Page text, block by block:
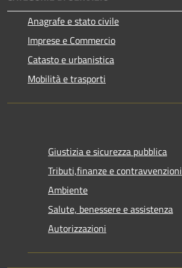
Anagrafe e stato civile
Imprese e Commercio
Catasto e urbanistica
Mobilità e trasporti
Giustizia e sicurezza pubblica
Tributi,finanze e contravvenzioni
Ambiente
Salute, benessere e assistenza
Autorizzazioni